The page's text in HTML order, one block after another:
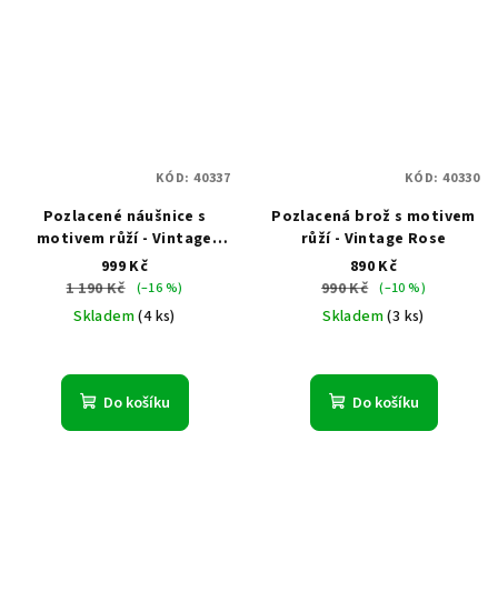
Pozlacené náušnice s
motivem růží - Vintage
Rose
999 Kč
1 190 Kč
(–16 %)
Skladem(4 ks)
Do košíku
KÓD: 40337
Pozlacená brož s motivem
růží - Vintage Rose
890 Kč
990 Kč (–10 %)
Skladem(3 ks)
Do košíku
KÓD: 40330